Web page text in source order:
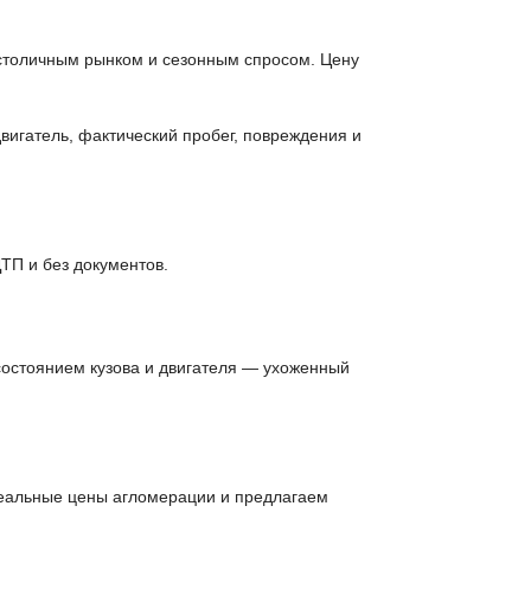
рынком и сезонным спросом. Цену
фактический пробег, повреждения и
и без документов.
кузова и двигателя — ухоженный
цены агломерации и предлагаем